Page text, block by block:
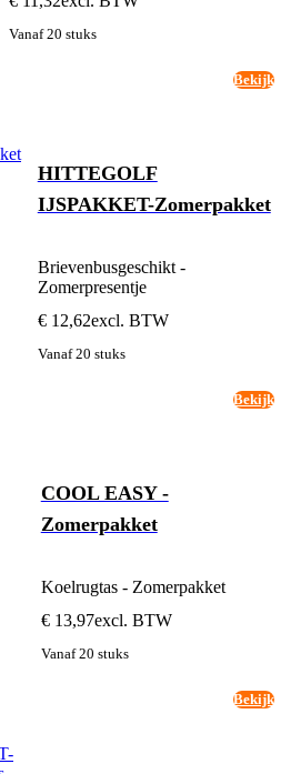
Vanaf 20 stuks
Bekijk
HITTEGOLF
IJSPAKKET-Zomerpakket
Brievenbusgeschikt -
Zomerpresentje
€ 12,62excl. BTW
Vanaf 20 stuks
Bekijk
COOL EASY -
Zomerpakket
Koelrugtas - Zomerpakket
€ 13,97excl. BTW
Vanaf 20 stuks
Bekijk